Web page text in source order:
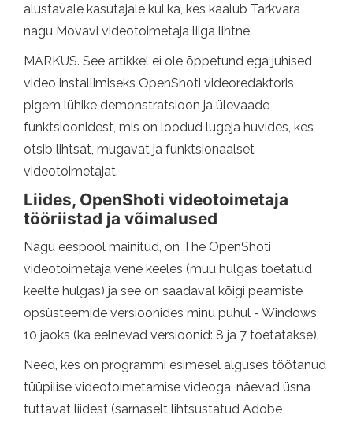
alustavale kasutajale kui ka, kes kaalub Tarkvara
nagu Movavi videotoimetaja liiga lihtne.
MÄRKUS. See artikkel ei ole õppetund ega juhised
video installimiseks OpenShoti videoredaktoris,
pigem lühike demonstratsioon ja ülevaade
funktsioonidest, mis on loodud lugeja huvides, kes
otsib lihtsat, mugavat ja funktsionaalset
videotoimetajat.
Liides, OpenShoti videotoimetaja
tööriistad ja võimalused
Nagu eespool mainitud, on The OpenShoti
videotoimetaja vene keeles (muu hulgas toetatud
keelte hulgas) ja see on saadaval kõigi peamiste
opsüsteemide versioonides minu puhul - Windows
10 jaoks (ka eelnevad versioonid: 8 ja 7 toetatakse).
Need, kes on programmi esimesel alguses töötanud
tüüpilise videotoimetamise videoga, näevad üsna
tuttavat liidest (sarnaselt lihtsustatud Adobe